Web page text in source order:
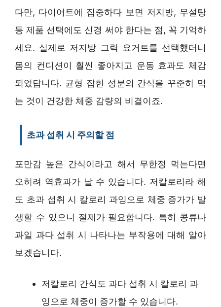
다만, 다이어트에 집중하다 보면 저지방, 무설탕
등 제품 선택에도 신경 써야 한다는 점, 꼭 기억하
세요. 실제로 저지방 그릭 요거트를 선택했더니
몸의 컨디션이 훨씬 좋아지고 운동 효과도 체감
되었답니다. 균형 잡힌 성분의 간식을 꾸준히 먹
는 것이 건강한 체중 감량의 비결이죠.
초과 섭취 시 주의할 점
포만감 높은 간식이라고 해서 무한정 먹는다면
오히려 역효과가 날 수 있습니다. 저칼로리라 해
도 초과 섭취 시 칼로리 과잉으로 체중 증가가 발
생할 수 있으니 절제가 필요합니다. 특히 콩류나
과일 과다 섭취 시 나타나는 부작용에 대해 알아
보겠습니다.
저칼로리 간식도 과다 섭취 시 칼로리 과
잉으로 체중이 증가할 수 있습니다.